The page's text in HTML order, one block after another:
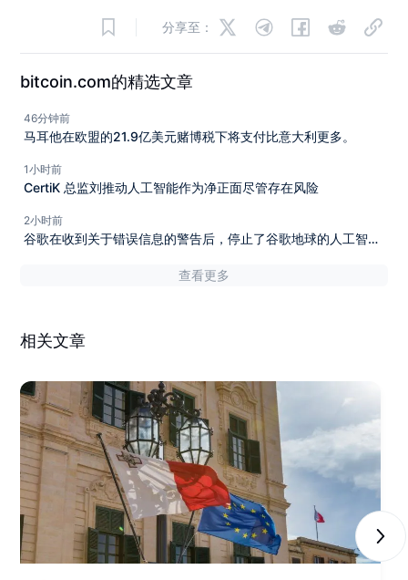
分享至：
bitcoin.com的精选文章
46分钟前
马耳他在欧盟的21.9亿美元赌博税下将支付比意大利更多。
1小时前
CertiK 总监刘推动人工智能作为净正面尽管存在风险
2小时前
谷歌在收到关于错误信息的警告后，停止了谷歌地球的人工智能
查看更多
相关文章